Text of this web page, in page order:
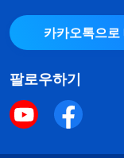
카카오톡으로
팔로우하기